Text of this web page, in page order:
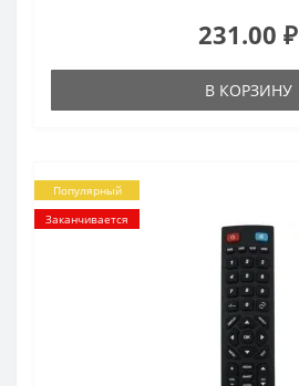
231.00 ₽
В КОРЗИНУ
Популярный
Заканчивается